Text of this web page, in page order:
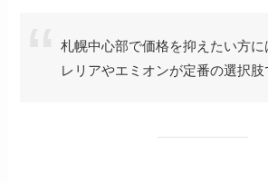
札幌中心部で価格を抑えたい方
レリアやエミオンが定番の選択肢